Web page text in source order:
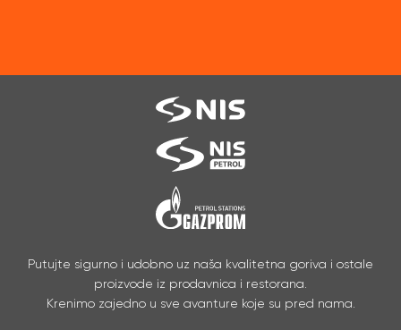
Putujte sigurno i udobno uz naša kvalitetna goriva i ostale
proizvode iz prodavnica i restorana.
Krenimo zajedno u sve avanture koje su pred nama.